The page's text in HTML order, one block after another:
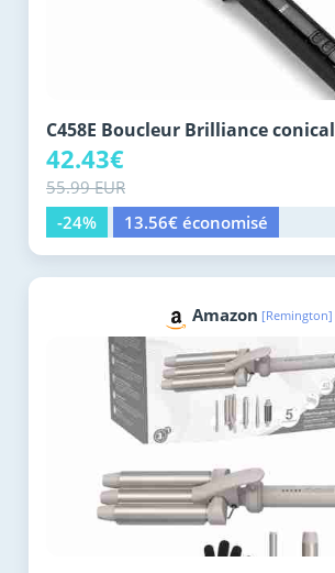
C458E Boucleur Brilliance conical
42.43€
55.99 EUR
-24%
13.56€ économisé
Amazon [Remington]